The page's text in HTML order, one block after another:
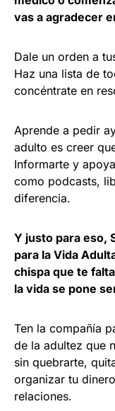
vas a agradecer
Dale un orden a
Haz una lista de
concéntrate en
Aprende a pedir
adulto es creer
Informarte y
como podcasts,
diferencia.
Y justo para eso,
para la Vida
chispa que te
la vida se pone
Ten la compañía
de la adultez que
sin quebrarte,
organizar tu
relaciones.